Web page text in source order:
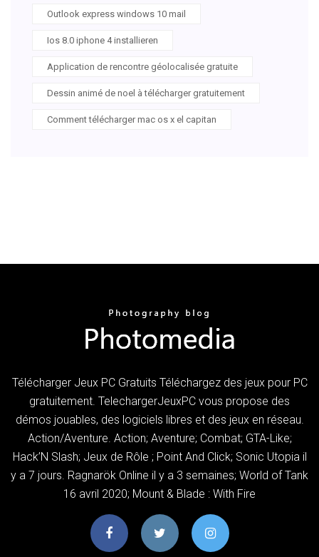
Outlook express windows 10 mail
Ios 8.0 iphone 4 installieren
Application de rencontre géolocalisée gratuite
Dessin animé de noel à télécharger gratuitement
Comment télécharger mac os x el capitan
Télécharger Jeux PC Gratuits Téléchargez des jeux pour PC
gratuitement. TelechargerJeuxPC vous propose des
démos jouables, des logiciels libres et des jeux en réseau.
Action/Aventure. Action; Aventure; Combat; GTA-Like;
Hack’N Slash; Jeux de Rôle ; Point And Click; Sonic Utopia il
y a 7 jours. Ragnarök Online il y a 3 semaines; World of Tank
16 avril 2020; Mount & Blade : With Fire